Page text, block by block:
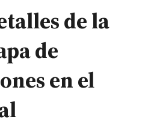
de la
de
en el